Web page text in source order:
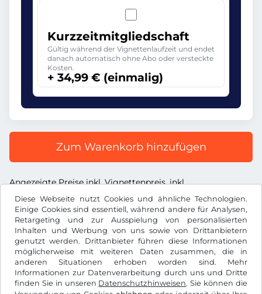
Diese Webseite nutzt Cookies und ähnliche Technologien.
Einige Cookies sind essentiell, während andere für Analysen,
Retargeting und zur Ausspielung von personalisierten
Inhalten und Werbung von uns sowie von Drittanbietern
genutzt werden. Drittanbieter führen diese Informationen
möglicherweise mit weiteren Daten zusammen, die in
anderen Situationen erhoben worden sind. Mehr
Informationen zur Datenverarbeitung durch uns und Dritte
finden Sie in unseren Datenschutzhinweisen. Sie können die
Kurzzeitmitgliedschaft
Gültig während der Vignettenlaufzeit und endet
danach automatisch ohne Abo oder versteckte
Kosten.
+ 34,99 € (einmalig)
Zum Warenkorb hinzufügen
Angezeigte Preise inkl. Vignettenpreis, inkl.
Dienstleistungsentgelt und inkl. der gesetzl. MwSt.
€EUR
Facebook Instagram